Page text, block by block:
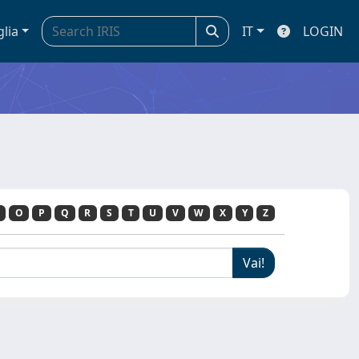
IT LOGIN
O P Q R S T U V W X Y Z